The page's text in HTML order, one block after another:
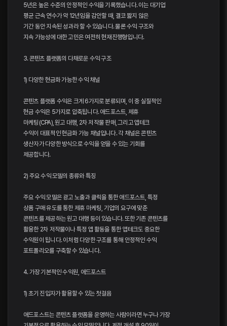
5년은 높은 수준의 안정적인 수익을 기록했습니다. 이는 대기업
평균 근속 연수가 약 12년임을 감안할 때, 결코 짧지 않은
기간 동안 지속된 성과라 할 수 있습니다. 물론 수익 구조와
지속 가능성에 대한 고민은 여전히 현재진행형입니다.
3. 콘텐츠 플랫폼의 다채로운 수익 구조
1) 다양한 현금화 가능한 수익 채널
콘텐츠 플랫폼 수익은 크게 6가지로 분류되며, 이 중 실질적인
현금 수익은 5가지로 압축됩니다. 애드포스트, 제휴
마케팅(CPA), 원고 대행, 2차 저작물 판매, 그리고 앱테크
수익이 대표적인 현금화 가능 채널입니다. 각 채널은 콘텐츠
생산자가 다양한 방식으로 수익을 얻을 수 있는 기회를
제공합니다.
2) 주요 수익 모델의 종류와 특징
주요 수익 모델은 광고 노출과 클릭을 통한 애드포스트, 특정
상품 구매 유도를 통한 제휴 마케팅, 기업의 요구에 맞춘
콘텐츠를 제공하는 원고 대행 등이 있습니다. 또한 기존 콘텐츠를
활용한 2차 저작물이나 특정 앱 활동을 통한 앱테크도 중요한
수익원이 됩니다. 이처럼 다양한 구조를 통해 안정적인 수익
포트폴리오를 구축할 수 있습니다.
4. 가장 기본적인 수익원, 애드포스트
1) 초기 진입자가 활용할 수 있는 첫걸음
애드포스트는 콘텐츠 플랫폼을 운영하는 사람이라면 누구나 가장